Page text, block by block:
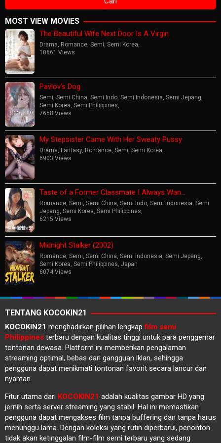
MOST VIEW MOVIES
The Beautiful Wife Next Door Is A Virgin
Drama, Romance, Semi, Semi Korea,
10661 Views
Pavlov’s Dog
Semi, Semi China, Semi Indo, Semi Indonesia, Semi Jepang,
Semi Korea, Semi Philippines,
7658 Views
My Stepsister Came With Her Sweaty Pussy
Drama, Fantasy, Romance, Semi, Semi Korea,
6903 Views
Taste of a Former Classmate I Always Wan…
Romance, Semi, Semi China, Semi Indo, Semi Indonesia, Semi
Jepang, Semi Korea, Semi Philippines,
6215 Views
Midnight Stalker (2002)
Romance, Semi, Semi China, Semi Indonesia, Semi Jepang,
Semi Korea, Semi Philippines, Japan
6074 Views
TENTANG KOCOKIN21
KOCOKIN21 menghadirkan pilihan lengkapfilm semi
Philippines terbaru dengan kualitas tinggi untuk para penggemar
tontonan dewasa. Platform ini memberikan pengalaman
streaming optimal, bebas dari gangguan iklan, sehingga
pengguna dapat menikmati tontonan favorit secara lancur dan
nyaman.
Fitur utama dari KOCOKIN21 adalah kualitas gambar HD yang
jernih serta server streaming yang stabil. Hal ini memastikan
pengguna dapat mengakses film tanpa buffering dan tanpa harus
menunggu lama. Dengan koleksi yang rutin diperbarui, penonton
tidak akan ketinggalan film-film semi terbaru yang sedang